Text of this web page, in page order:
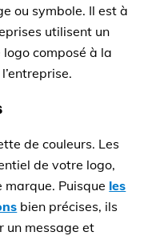
ou symbole. Il est à
utilisent un
composé à la
de couleurs. Les
de votre logo,
Puisque les
bien précises, ils
un message et